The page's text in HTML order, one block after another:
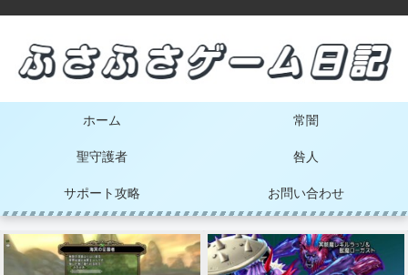
ホーム 常闇
聖守護者 咎人
サポート攻略 お問い合わせ